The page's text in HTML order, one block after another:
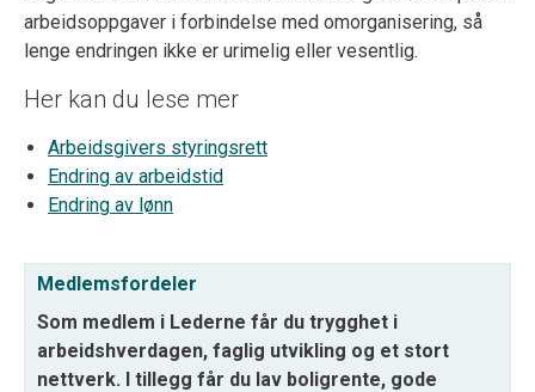
arbeidsoppgaver i forbindelse med omorganisering, så
lenge endringen ikke er urimelig eller vesentlig.
Her kan du lese mer
Arbeidsgivers styringsrett
Endring av arbeidstid
Endring av lønn
Medlemsfordeler
Som medlem i Lederne får du trygghet i
arbeidshverdagen, faglig utvikling og et stort
nettverk. I tillegg får du lav boligrente, gode